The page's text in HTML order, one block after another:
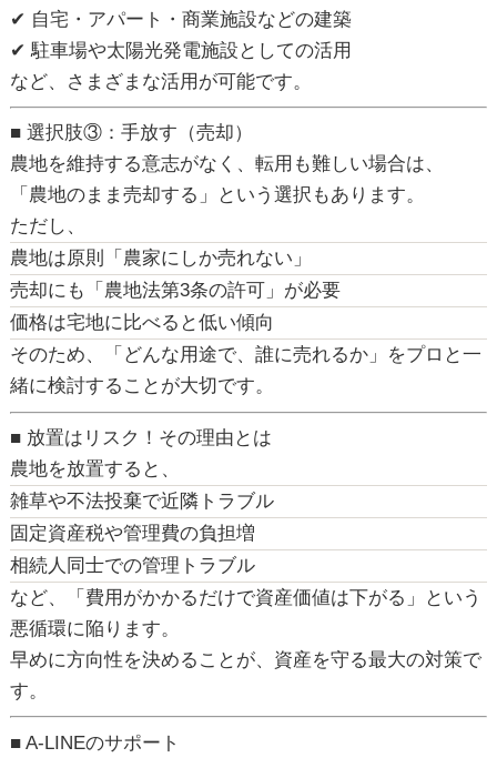
✔ 自宅・アパート・商業施設などの建築
✔ 駐車場や太陽光発電施設としての活用
など、さまざまな活用が可能です。
■ 選択肢③：手放す（売却）
農地を維持する意志がなく、転用も難しい場合は、
「農地のまま売却する」という選択もあります。
ただし、
農地は原則「農家にしか売れない」
売却にも「農地法第3条の許可」が必要
価格は宅地に比べると低い傾向
そのため、「どんな用途で、誰に売れるか」をプロと一
緒に検討することが大切です。
■ 放置はリスク！その理由とは
農地を放置すると、
雑草や不法投棄で近隣トラブル
固定資産税や管理費の負担増
相続人同士での管理トラブル
など、「費用がかかるだけで資産価値は下がる」という
悪循環に陥ります。
早めに方向性を決めることが、 資産を守る最大の対策で
す。
■ A-LINEのサポート